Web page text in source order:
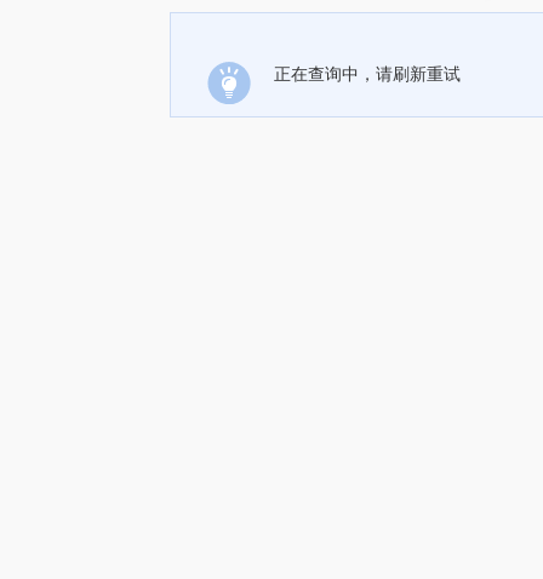
正在查询中，请刷新重试